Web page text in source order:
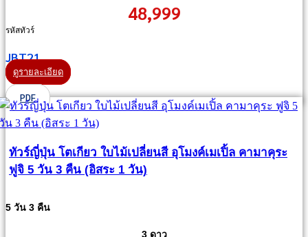
48,999
รหัสทัวร์
JBT21
ดูรายละเอียด
PDF
ทัวร์ญี่ปุ่น โตเกียว ใบไม้เปลี่ยนสี อุโมงค์เมเปิ้ล คามาคุระ
ฟูจิ 5 วัน 3 คืน (อิสระ 1 วัน)
5 วัน 3 คืน
3 ดาว